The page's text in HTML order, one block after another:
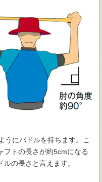
うにパドルを持ちます。こ
フトの長さが約5cmになる
の長さと言えます。